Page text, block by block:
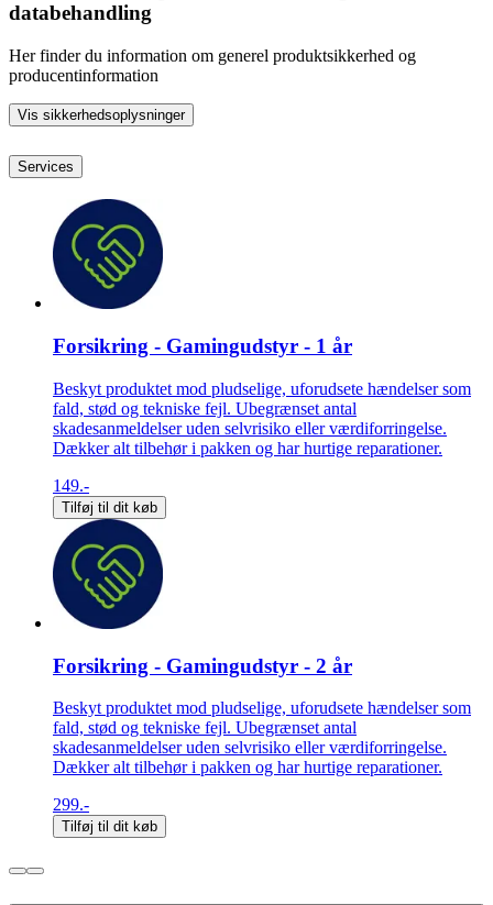
databehandling
Her finder du information om generel produktsikkerhed og
producentinformation
Vis sikkerhedsoplysninger
Services
Forsikring - Gamingudstyr - 1 år
Beskyt produktet mod pludselige, uforudsete hændelser som
fald, stød og tekniske fejl. Ubegrænset antal
skadesanmeldelser uden selvrisiko eller værdiforringelse.
Dækker alt tilbehør i pakken og har hurtige reparationer.
149.-
Tilføj til dit køb
Forsikring - Gamingudstyr - 2 år
Beskyt produktet mod pludselige, uforudsete hændelser som
fald, stød og tekniske fejl. Ubegrænset antal
skadesanmeldelser uden selvrisiko eller værdiforringelse.
Dækker alt tilbehør i pakken og har hurtige reparationer.
299.-
Tilføj til dit køb